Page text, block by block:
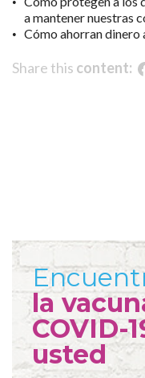
a mantener nuestras
Cómo ahorran dinero
Share this content:
la
COVID-
usted